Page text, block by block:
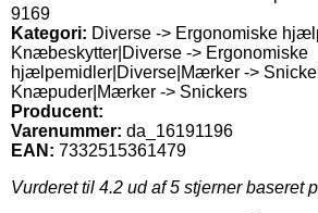
9169
Kategori: Diverse -> Ergonomiske
Knæbeskytter|Diverse -> Ergonomiske
hjælpemidler|Diverse|Mærker ->
Knæpuder|Mærker -> Snickers
Producent:
Varenummer: da_16191196
EAN: 7332515361479
Vurderet til 4.2 ud af 5 stjerner baseret